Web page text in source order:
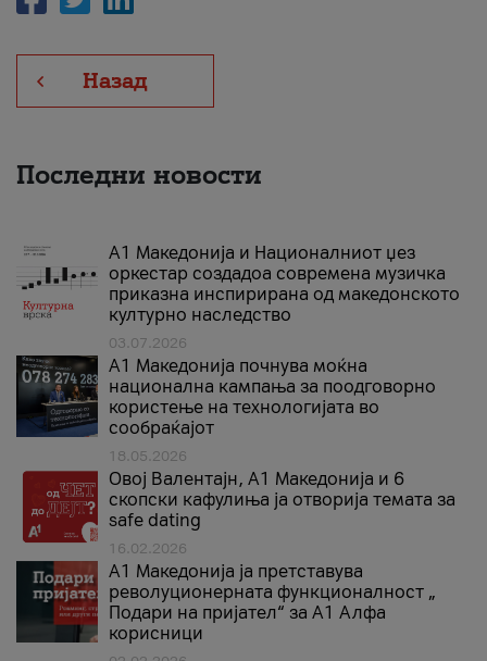
Назад
Последни новости
А1 Македонија и Националниот џез
оркестар создадоа современа музичка
приказна инспирирана од македонското
културно наследство
03.07.2026
A1 Македонија почнува моќна
национална кампања за поодговорно
користење на технологијата во
сообраќајот
18.05.2026
Овој Валентајн, A1 Македонија и 6
скопски кафулиња ја отворија темата за
safe dating
16.02.2026
А1 Македонија ја претставува
револуционерната функционалност „
Подари на пријател“ за А1 Алфа
корисници